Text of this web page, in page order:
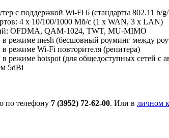
с поддержкой Wi-Fi 6 (стандарты 802.11 b/
4 х 10/100/1000 Мб/с (1 x WAN, 3 x LAN)
OFDMA, QAM-1024, TWT, MU-MIMO
в режиме mesh (бесшовный роуминг между
режиме Wi-Fi повторителя (репитера)
режиме hotspot (для общедоступных сетей с
5dBi
по телефону 7 (3952) 72-62-00. Или в личном